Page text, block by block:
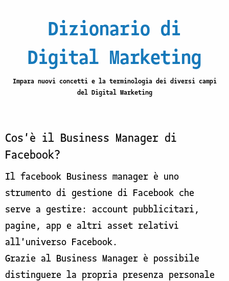
Dizionario di
Digital Marketing
Impara nuovi concetti e la terminologia dei diversi campi
del Digital Marketing
Cos'è il Business Manager di
Facebook?
Il facebook Business manager è uno
strumento di gestione di Facebook che
serve a gestire: account pubblicitari,
pagine, app e altri asset relativi
all'universo Facebook.
Grazie al Business Manager è possibile
distinguere la propria presenza personale